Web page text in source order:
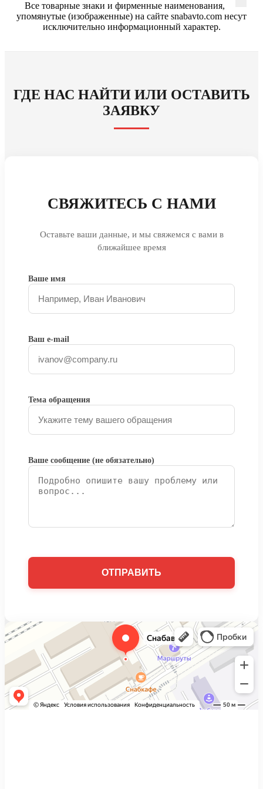
Все товарные знаки и фирменные наименования,
упомянутые (изображенные) на сайте snabavto.com несут
исключительно информационный характер.
ГДЕ НАС НАЙТИ ИЛИ ОСТАВИТЬ
ЗАЯВКУ
СВЯЖИТЕСЬ С НАМИ
Оставьте ваши данные, и мы свяжемся с вами в
ближайшее время
Ваше имя
Ваш e-mail
Тема обращения
Ваше сообщение (не обязательно)